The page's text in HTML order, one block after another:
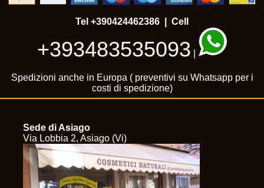
Tel +390424462386 | Cell
+393483535093
Spedizioni anche in Europa ( preventivi su Whatsapp per i
costi di spedizione)
Sede di Asiago
Via Lobbia 2, Asiago (Vi)